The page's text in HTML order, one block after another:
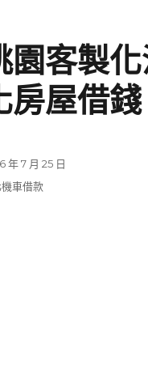
園客製
房屋借錢
年 7 月 25 日
車借款